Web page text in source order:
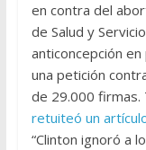
en contra del
de Salud y
anticoncepción
una petición
de 29.000 firmas.
retuiteó un
“Clinton ignoró a